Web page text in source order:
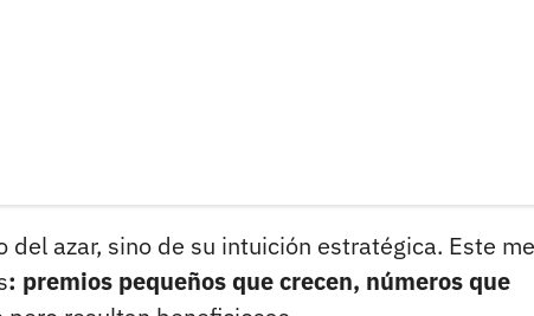
azar, sino de su intuición estratégica. Este
: premios pequeños que crecen, números que